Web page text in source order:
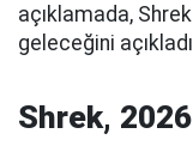
açıklamada,
geleceğini
Shrek,